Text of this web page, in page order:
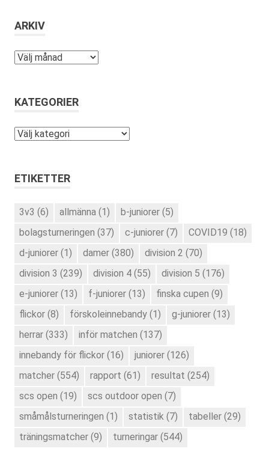
ARKIV
Arkiv
KATEGORIER
Kategorier
ETIKETTER
3v3 (6) allmänna (1) b-juniorer (5)
bolagsturneringen (37) c-juniorer (7) COVID19 (18)
d-juniorer (1) damer (380) division 2 (70)
division 3 (239) division 4 (55) division 5 (176)
e-juniorer (13) f-juniorer (13) finska cupen (9)
flickor (8) förskoleinnebandy (1) g-juniorer (13)
herrar (333) inför matchen (137)
innebandy för flickor (16) juniorer (126)
matcher (554) rapport (61) resultat (254)
scs open (19) scs outdoor open (7)
småmålsturneringen (1) statistik (7) tabeller (29)
träningsmatcher (9) turneringar (544)